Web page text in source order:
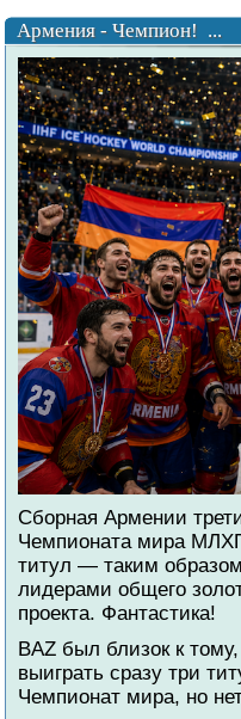
Армения - Чемпион! ...
Cборная Армении
Чемпионата мира
титул — таким
лидерами общего
проекта. Фантастика!
BAZ был близок к
выиграть сразу три
Чемпионат мира, но